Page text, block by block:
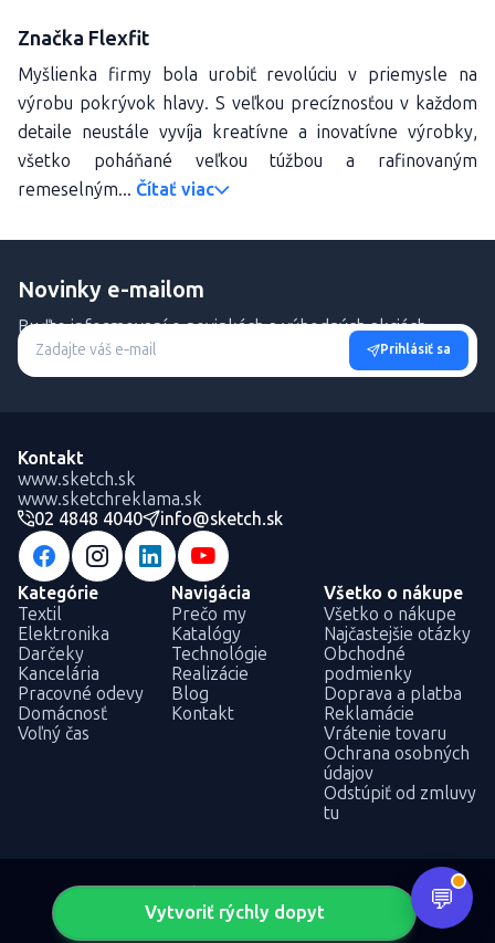
Vytvoriť rýchly dopyt
Značka Flexfit
Myšlienka firmy bola urobiť revolúciu v priemysle na
výrobu pokrývok hlavy. S veľkou precíznosťou v každom
detaile neustále vyvíja kreatívne a inovatívne výrobky,
všetko poháňané veľkou túžbou a rafinovaným
remeselným... Čítať viac
Novinky e-mailom
Buďte informovaní o novinkách a výhodných akciách.
Prihlásiť sa
Kontakt
www.sketch.sk
www.sketchreklama.sk
02 4848 4040
info@sketch.sk
Kategórie
Textil
Elektronika
Darčeky
Kancelária
Pracovné odevy
Domácnosť
Voľný čas
Navigácia
Prečo my
Katalógy
Technológie
Realizácie
Blog
Kontakt
Všetko o nákupe
Všetko o nákupe
Najčastejšie otázky
Obchodné
podmienky
Doprava a platba
Reklamácie
Vrátenie tovaru
Ochrana osobných
údajov
Odstúpiť od zmluvy
tu